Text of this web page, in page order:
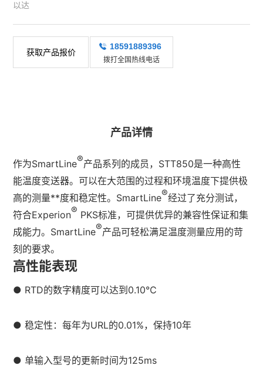
以达
获取产品报价
18591889396
拨打全国热线电话
产品详情
作为SmartLine®产品系列的成员，STT850是一种高性
能温度变送器。可以在大范围的过程和环境温度下提供极
高的测量**度和稳定性。SmartLine®经过了充分测试，
符合Experion® PKS标准，可提供优异的兼容性保证和集
成能力。SmartLine®产品可轻松满足温度测量应用的苛
刻的要求。
高性能表现
● RTD的数字精度可以达到0.10℃
● 稳定性：每年为URL的0.01%，保持10年
● 单输入型号的更新时间为125ms